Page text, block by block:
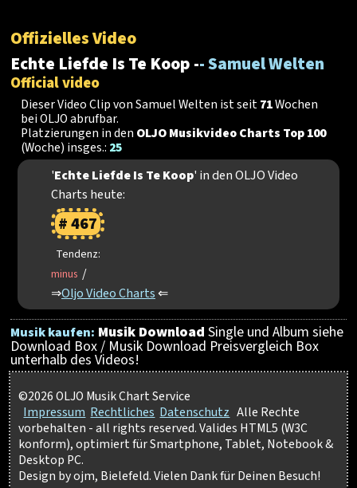
Offizielles Video
Echte Liefde Is Te Koop -- Samuel Welten
Official video
Dieser Video Clip von Samuel Welten ist seit71Wochen
bei OLJO abrufbar.
Platzierungen in den OLJO Musikvideo Charts Top 100
(Woche) insges.: 25
'Echte Liefde Is Te Koop' in den OLJO Video
Charts heute:
# 467
Tendenz:
minus/
⇒Oljo Video Charts ⇐
Musik kaufen: Musik Download Single und Album siehe
Download Box / Musik Download Preisvergleich Box
unterhalb des Videos!
©2026 OLJO Musik Chart Service
Impressum Rechtliches Datenschutz Alle Rechte
vorbehalten - all rights reserved. Valides HTML5 (W3C
konform), optimiert für Smartphone, Tablet, Notebook &
Desktop PC.
Design by ojm, Bielefeld. Vielen Dank für Deinen Besuch!